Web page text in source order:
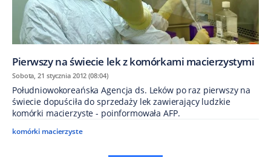
Pierwszy na świecie lek z komórkami macierzystymi
Sobota, 21 stycznia 2012 (08:04)
Południowokoreańska Agencja ds. Leków po raz pierwszy na
świecie dopuściła do sprzedaży lek zawierający ludzkie
komórki macierzyste - poinformowała AFP.
komórki macierzyste